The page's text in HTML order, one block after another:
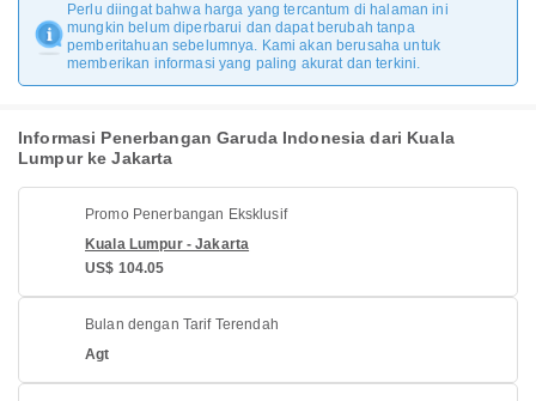
Perlu diingat bahwa harga yang tercantum di halaman ini
mungkin belum diperbarui dan dapat berubah tanpa
pemberitahuan sebelumnya. Kami akan berusaha untuk
memberikan informasi yang paling akurat dan terkini.
Informasi Penerbangan Garuda Indonesia dari Kuala
Lumpur ke Jakarta
Promo Penerbangan Eksklusif
Kuala Lumpur - Jakarta
US$ 104.05
Bulan dengan Tarif Terendah
Agt